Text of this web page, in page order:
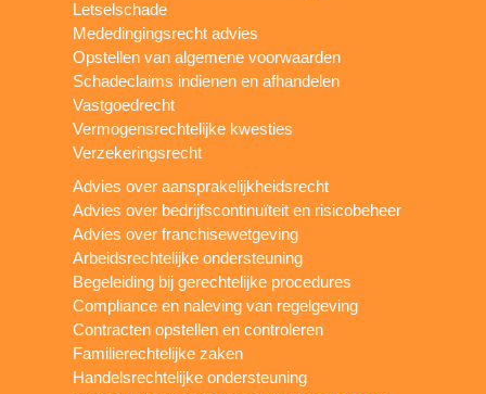
Letselschade
Mededingingsrecht advies
Opstellen van algemene voorwaarden
Schadeclaims indienen en afhandelen
Vastgoedrecht
Vermogensrechtelijke kwesties
Verzekeringsrecht
Advies over aansprakelijkheidsrecht
Advies over bedrijfscontinuïteit en risicobeheer
Advies over franchisewetgeving
Arbeidsrechtelijke ondersteuning
Begeleiding bij gerechtelijke procedures
Compliance en naleving van regelgeving
Contracten opstellen en controleren
Familierechtelijke zaken
Handelsrechtelijke ondersteuning